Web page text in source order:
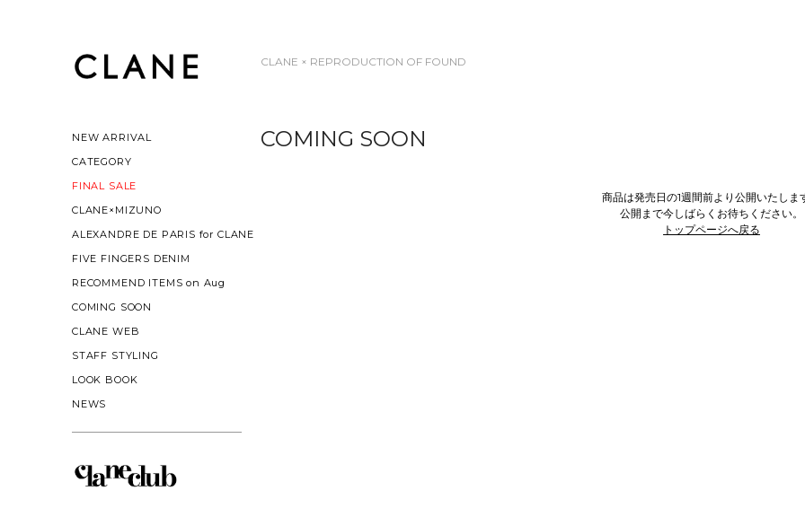
NEW ARRIVAL
CATEGORY
FINAL SALE
CLANE×MIZUNO
ALEXANDRE DE PARIS for CLANE
FIVE FINGERS DENIM
RECOMMEND ITEMS on Aug
COMING SOON
CLANE WEB
STAFF STYLING
LOOK BOOK
NEWS
CLANE × REPRODUCTION OF FOUND
COMING SOON
商品は発売日の1週間前より公開いたしま
公開まで今しばらくお待ちください。
トップページへ戻る